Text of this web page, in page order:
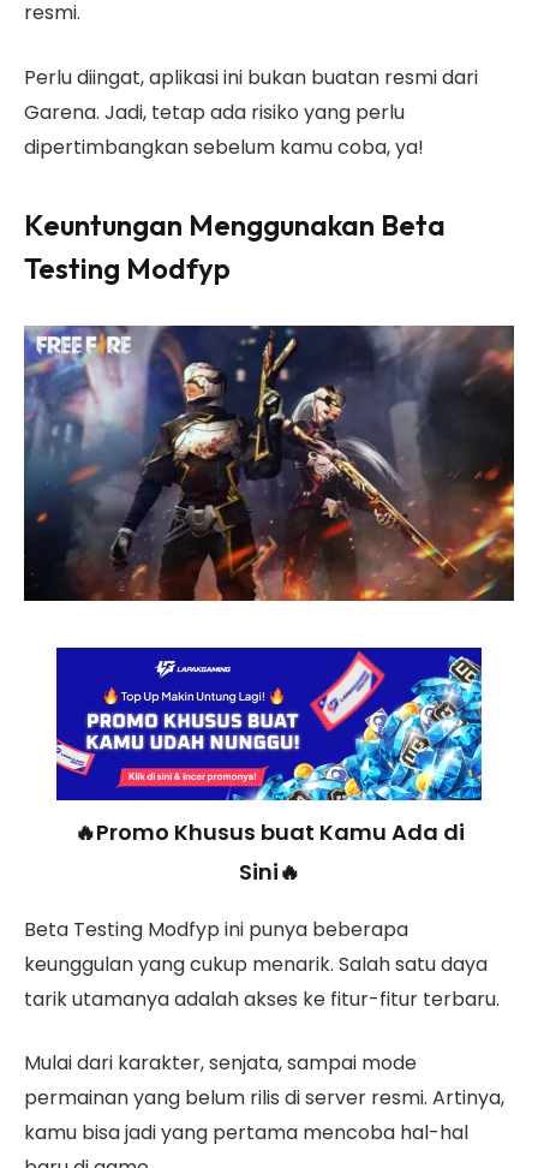
resmi.
Perlu diingat, aplikasi ini bukan buatan resmi dari
Garena. Jadi, tetap ada risiko yang perlu
dipertimbangkan sebelum kamu coba, ya!
Keuntungan Menggunakan Beta
Testing Modfyp
🔥Promo Khusus buat Kamu Ada di
Sini🔥
Beta Testing Modfyp ini punya beberapa
keunggulan yang cukup menarik. Salah satu daya
tarik utamanya adalah akses ke fitur-fitur terbaru.
Mulai dari karakter, senjata, sampai mode
permainan yang belum rilis di server resmi. Artinya,
kamu bisa jadi yang pertama mencoba hal-hal